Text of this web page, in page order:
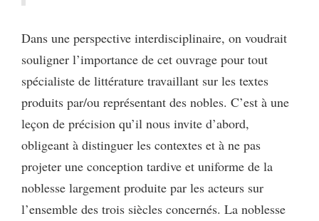
Dans une perspective interdisciplinaire, on voudrait
souligner l’importance de cet ouvrage pour tout
spécialiste de littérature travaillant sur les textes
produits par/ou représentant des nobles. C’est à une
leçon de précision qu’il nous invite d’abord,
obligeant à distinguer les contextes et à ne pas
projeter une conception tardive et uniforme de la
noblesse largement produite par les acteurs sur
l’ensemble des trois siècles concernés. La noblesse